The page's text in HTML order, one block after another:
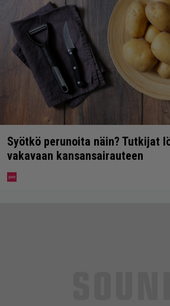
Syötkö perunoita näin? Tutkijat
vakavaan kansansairauteen